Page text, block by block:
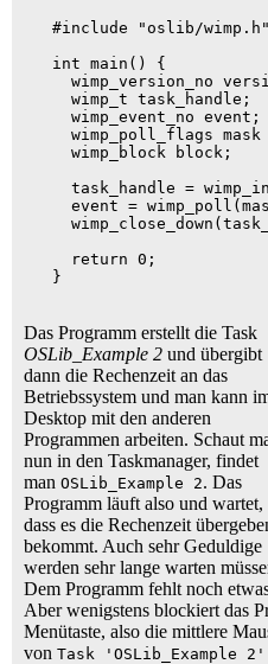
   #include "oslib/wimp.h"
   int main() {
wimp_version_no
     wimp_t task_handle;
     wimp_event_no event;
wimp_poll_flags mask
     wimp_block block;
task_handle =
event =
     return 0;
   }
Das Programm erstellt die Task
OSLib_Example 2 und übergibt
dann die Rechenzeit an das
Betriebssystem und man kann
Desktop mit den anderen
Programmen arbeiten. Schaut
nun in den Taskmanager, findet
man OSLib_Example 2. Das
Programm läuft also und wartet,
dass es die Rechenzeit
bekommt. Auch sehr Geduldige
werden sehr lange warten
Dem Programm fehlt noch
Aber wenigstens blockiert das
Menütaste, also die mittlere
von Task 'OSLib_Example 2'